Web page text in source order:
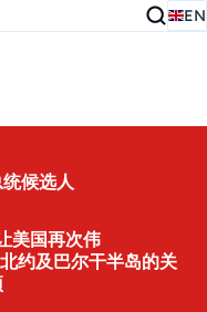
EN
候选人
美国再次伟
约及巴尔干半岛的关